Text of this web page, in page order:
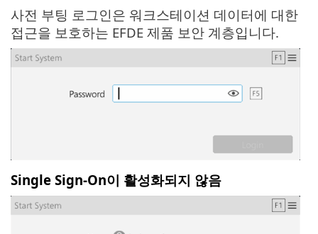
사전 부팅 로그인은 워크스테이션 데이터에 대한
접근을 보호하는 EFDE 제품 보안 계층입니다.
Single Sign-On이 활성화되지 않음